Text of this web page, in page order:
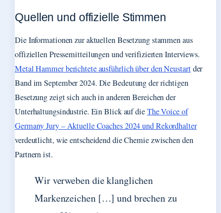
Quellen und offizielle Stimmen
Die Informationen zur aktuellen Besetzung stammen aus
offiziellen Pressemitteilungen und verifizierten Interviews.
Metal Hammer berichtete ausführlich über den Neustartder
Band im September 2024. Die Bedeutung der richtigen
Besetzung zeigt sich auch in anderen Bereichen der
Unterhaltungsindustrie. Ein Blick auf dieThe Voice of
Germany Jury – Aktuelle Coaches 2024 und Rekordhalter
verdeutlicht, wie entscheidend die Chemie zwischen den
Partnern ist.
Wir verweben die klanglichen
Markenzeichen […] und brechen zu